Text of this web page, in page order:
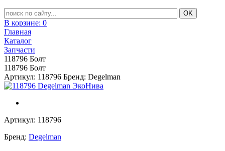
В корзине: 0
Главная
Каталог
Запчасти
118796 Болт
118796 Болт
Артикул: 118796 Бренд: Degelman
Артикул: 118796
Бренд: Degelman